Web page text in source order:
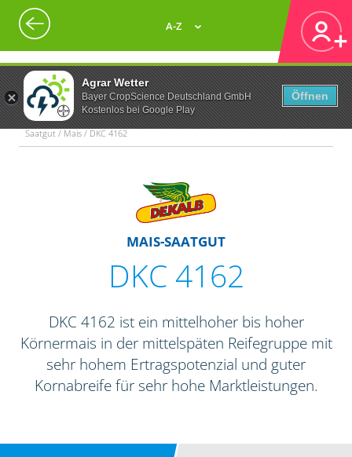
Agrar Wetter
Bayer CropScience Deutschland GmbH
Kostenlos bei Google Play
Öffnen
A-Z
Saatgut / Mais / DKC 4162
MAIS-SAATGUT
DKC 4162
DKC 4162 ist ein mittelhoher bis hoher
Körnermais in der mittelspäten Reifegruppe mit
sehr hohem Ertragspotenzial und guter
Kornabreife für sehr hohe Marktleistungen.